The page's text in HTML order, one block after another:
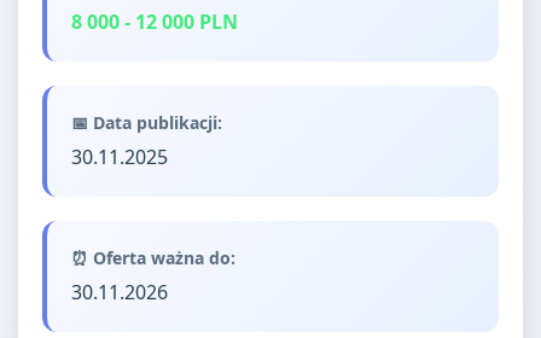
8 000 - 12 000 PLN
📅 Data publikacji:
30.11.2025
⏰ Oferta ważna do:
30.11.2026